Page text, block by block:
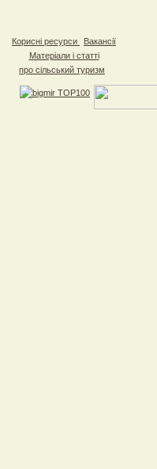
Корисні ресурси
Вакансії
Матеріали і статті
про сільський туризм